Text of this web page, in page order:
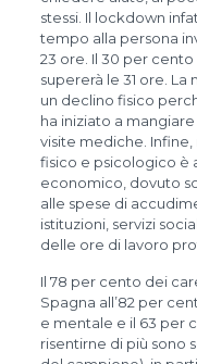
stessi. Il lockdown
tempo alla persona
23 ore. Il 30 per
supererà le 31 ore.
un declino fisico
ha iniziato a
visite mediche.
fisico e psicologico è
economico, dovuto
alle spese di
istituzioni, servizi
delle ore di lavoro
Il 78 per cento dei
Spagna all’82 per
e mentale e il 63 per
risentirne di più sono